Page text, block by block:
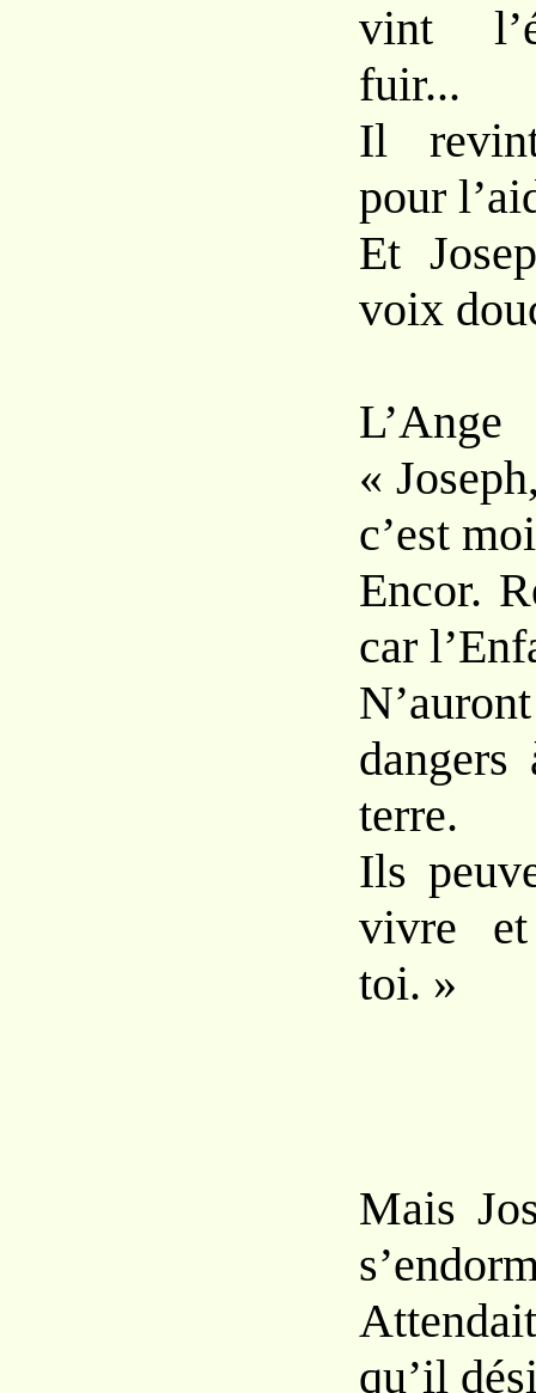
vint
fuir...
Il
pour
Et
voix
«
c’est moi
Encor.
car
dangers
terre.
Ils
vivre
toi. »
Mais
qu’il